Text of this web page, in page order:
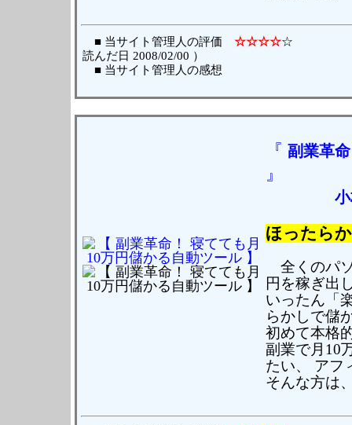
■ 当サイト管理人の評価 ☆☆☆☆
読んだ日 2008/02/00 ）
■ 当サイト管理人の感想
『 副業革
』
ほったら
全くのパ
円を稼ぎ出
いったん「
らかしで儲
初めて本格
副業で月10
たい、 ア
そんな方は